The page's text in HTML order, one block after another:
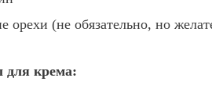
орехи (не обязательно, но
для крема: